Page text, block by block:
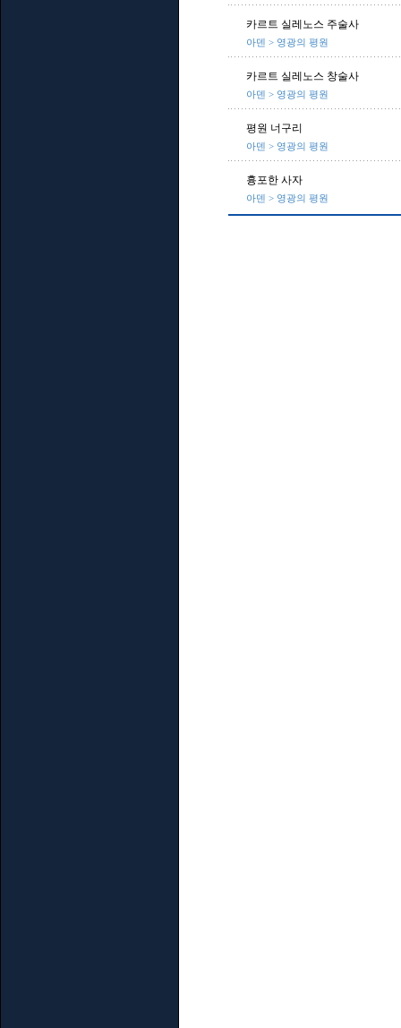
카르트 실레노스 주술사
아덴 > 영광의 평원
카르트 실레노스 창술사
아덴 > 영광의 평원
평원 너구리
아덴 > 영광의 평원
흉포한 사자
아덴 > 영광의 평원